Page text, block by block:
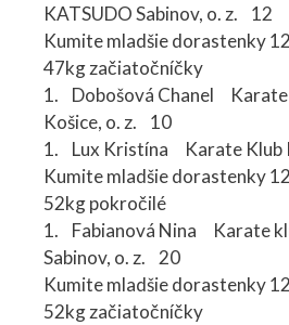
KATSUDO Sabinov, o. z. 12
Kumite mladšie dorastenky
47kg začiatočníčky
1. Dobošová Chanel Karate
Košice, o. z. 10
1. Lux Kristína Karate Klub
Kumite mladšie dorastenky
52kg pokročilé
1. Fabianová Nina Karate
Sabinov, o. z. 20
Kumite mladšie dorastenky
52kg začiatočníčky